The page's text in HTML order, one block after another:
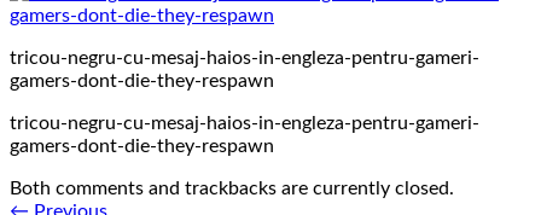
tricou-negru-cu-mesaj-haios-in-engleza-pentru-gameri-
gamers-dont-die-they-respawn
tricou-negru-cu-mesaj-haios-in-engleza-pentru-gameri-
gamers-dont-die-they-respawn
Both comments and trackbacks are currently closed.